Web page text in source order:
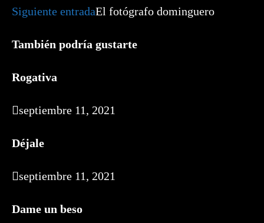
artículos
Siguiente entradaEl fotógrafo dominguero
También podría gustarte
Rogativa
septiembre 11, 2021
Déjale
septiembre 11, 2021
Dame un beso